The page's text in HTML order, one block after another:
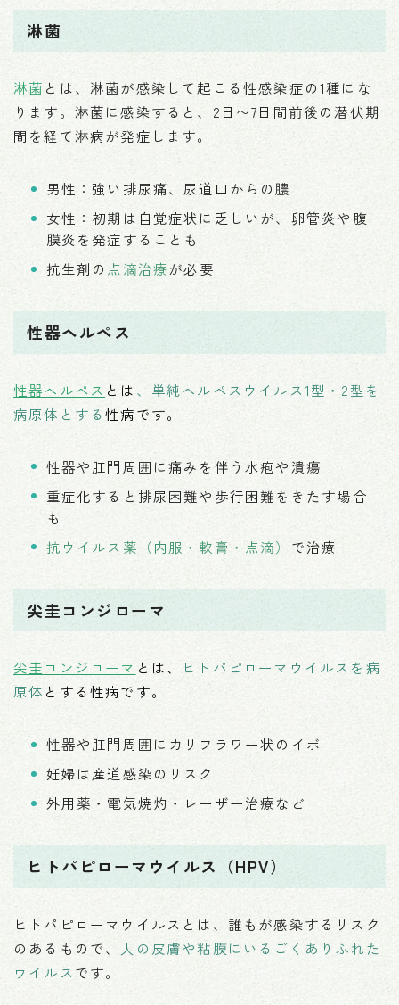
淋菌
淋菌 とは、淋菌が感染して起こる性感染症の1種にな
ります。淋菌に感染すると、2日〜7日間前後の潜伏期
間を経て淋病が発症します。
男性：強い排尿痛、尿道口からの膿
女性：初期は自覚症状に乏しいが、卵管炎や腹
膜炎を発症することも
抗生剤の 点滴治療が必要
性器ヘルペス
性器ヘルペス とは 、単純ヘルペスウイルス1型・2型を
病原体とする性病です。
性器や肛門周囲に痛みを伴う水疱や潰瘍
重症化すると排尿困難や歩行困難をきたす場合
も
抗ウイルス薬（内服・軟膏・点滴） で治療
尖圭コンジローマ
尖圭コンジローマ とは、
ヒトパピローマウイルスを病
原体 とする性病です。
性器や肛門周囲にカリフラワー状のイボ
妊婦は産道感染のリスク
外用薬・電気焼灼・レーザー治療など
ヒトパピローマウイルス（HPV）
ヒトパピローマウイルスとは、誰もが感染するリスク
のあるもので、
人の皮膚や粘膜にいるごくありふれた
ウイルスです。